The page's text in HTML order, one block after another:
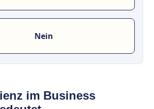
Nein
im Business